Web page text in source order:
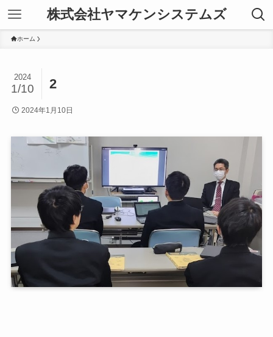
株式会社ヤマケンシステムズ
ホーム
2
2024
1/10
2024年1月10日